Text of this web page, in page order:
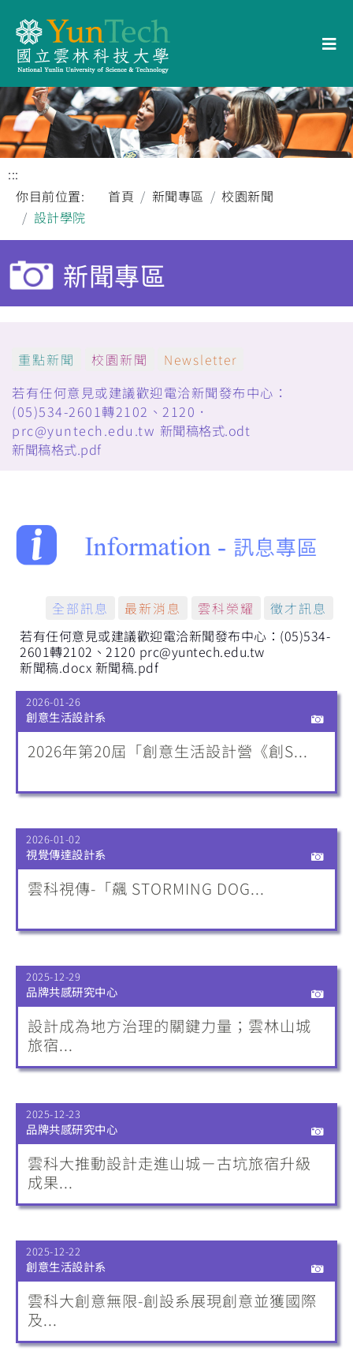
:::
你目前位置:
首頁 新聞專區
校園新聞
設計學院
新聞專區
重點新聞 校園新聞
Newsletter
若有任何意見或建議歡迎電洽新聞發布中心：
(05)534-2601轉2102、2120．
prc@yuntech.edu.tw 新聞稿格式.odt
新聞稿格式.pdf
全部訊息 最新消息 雲科榮耀
徵才訊息
若有任何意見或建議歡迎電洽新聞發布中心：(05)534-
2601轉2102、2120 prc@yuntech.edu.tw
新聞稿.docx 新聞稿.pdf
2026-01-26
創意生活設計系
2026年第20屆「創意生活設計營《創S...
2026-01-02
視覺傳達設計系
雲科視傳-「飆 STORMING DOG...
2025-12-29
品牌共感研究中心
設計成為地方治理的關鍵力量；雲林山城
旅宿...
2025-12-23
品牌共感研究中心
雲科大推動設計走進山城－古坑旅宿升級
成果...
2025-12-22
創意生活設計系
雲科大創意無限-創設系展現創意並獲國際
及...